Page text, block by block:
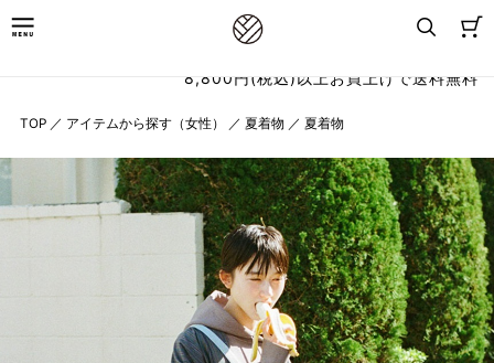
8,800円(税込)以上お買上げで送料無料
TOP ／ アイテムから探す（女性） ／ 夏着物 ／ 夏着物